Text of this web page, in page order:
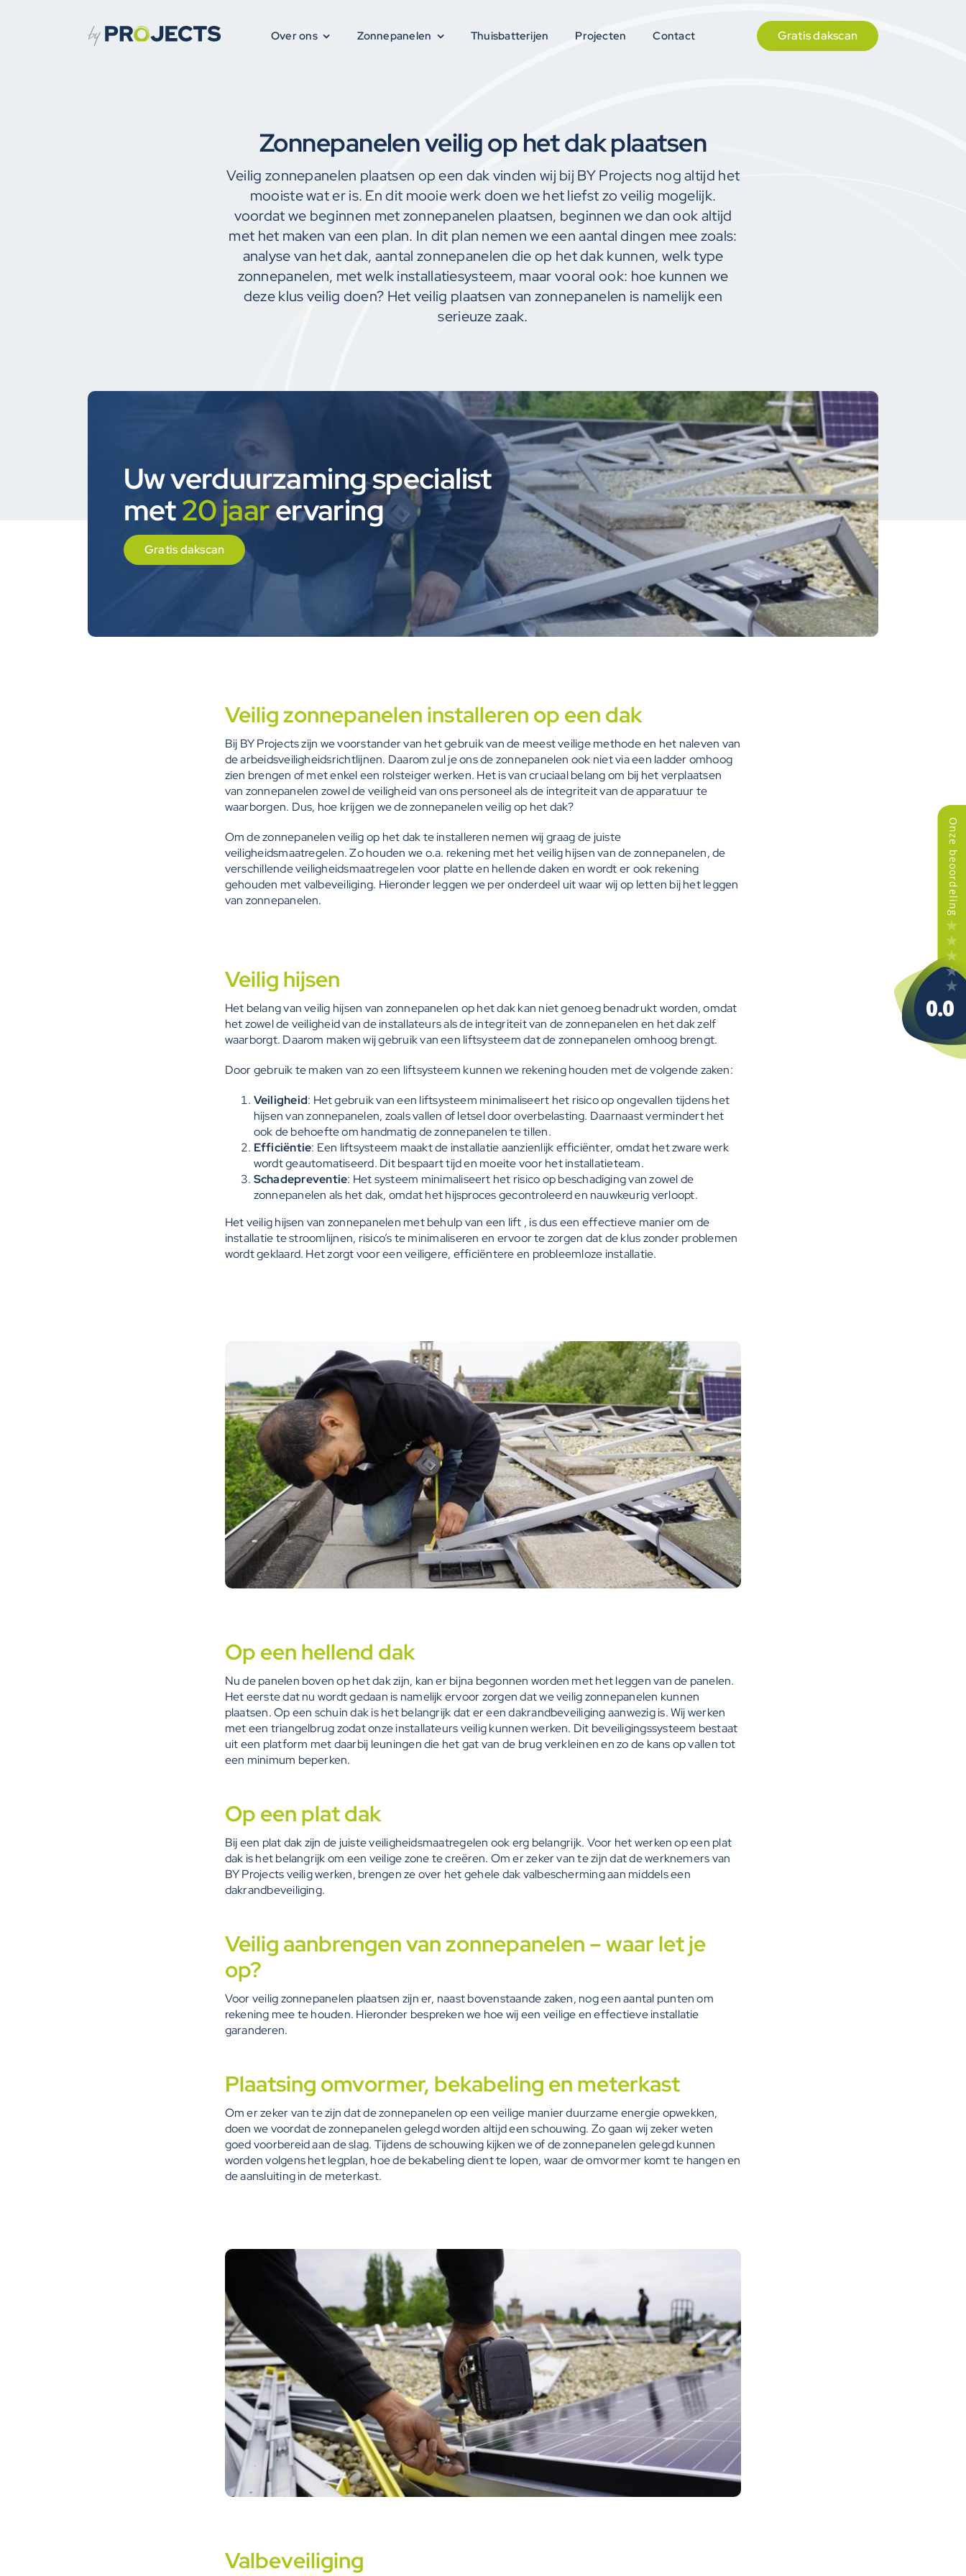
Over ons Zonnepanelen Thuisbatterijen Projecten Contact Gratis dakscan
Over ons Zonnepanelen Thuisbatterijen Projecten Contact Gratis dakscan
Zonnepanelen veilig op het dak plaatsen
Veilig zonnepanelen plaatsen op een dak vinden wij bij BY Projects nog altijd het
mooiste wat er is. En dit mooie werk doen we het liefst zo veilig mogelijk.
voordat we beginnen met zonnepanelen plaatsen, beginnen we dan ook altijd
met het maken van een plan. In dit plan nemen we een aantal dingen mee zoals:
analyse van het dak, aantal zonnepanelen die op het dak kunnen, welk type
zonnepanelen, met welk installatiesysteem, maar vooral ook: hoe kunnen we
deze klus veilig doen? Het veilig plaatsen van zonnepanelen is namelijk een
serieuze zaak.
Uw verduurzaming specialist
met20 jaarervaring
Gratis dakscan
Veilig zonnepanelen installeren op een dak
Bij BY Projects zijn we voorstander van het gebruik van de meest veilige methode en het naleven van
de arbeidsveiligheidsrichtlijnen. Daarom zul je ons de zonnepanelen ook niet via een ladder omhoog
zien brengen of met enkel een rolsteiger werken. Het is van cruciaal belang om bij het verplaatsen
van zonnepanelen zowel de veiligheid van ons personeel als de integriteit van de apparatuur te
waarborgen. Dus, hoe krijgen we de zonnepanelen veilig op het dak?
Om de zonnepanelen veilig op het dak te installeren nemen wij graag de juiste
veiligheidsmaatregelen. Zo houden we o.a. rekening met het veilig hijsen van de zonnepanelen, de
verschillende veiligheidsmaatregelen voor platte en hellende daken en wordt er ook rekening
gehouden met valbeveiliging. Hieronder leggen we per onderdeel uit waar wij op letten bij het leggen
van zonnepanelen.
Veilig hijsen
Het belang van veilig hijsen van zonnepanelen op het dak kan niet genoeg benadrukt worden, omdat
het zowel de veiligheid van de installateurs als de integriteit van de zonnepanelen en het dak zelf
waarborgt. Daarom maken wij gebruik van een liftsysteem dat de zonnepanelen omhoog brengt.
Door gebruik te maken van zo een liftsysteem kunnen we rekening houden met de volgende zaken:
Veiligheid: Het gebruik van een liftsysteem minimaliseert het risico op ongevallen tijdens het
hijsen van zonnepanelen, zoals vallen of letsel door overbelasting. Daarnaast vermindert het
ook de behoefte om handmatig de zonnepanelen te tillen.
Efficiëntie: Een liftsysteem maakt de installatie aanzienlijk efficiënter, omdat het zware werk
wordt geautomatiseerd. Dit bespaart tijd en moeite voor het installatieteam.
Schadepreventie: Het systeem minimaliseert het risico op beschadiging van zowel de
zonnepanelen als het dak, omdat het hijsproces gecontroleerd en nauwkeurig verloopt.
Het veilig hijsen van zonnepanelen met behulp van een lift , is dus een effectieve manier om de
installatie te stroomlijnen, risico’s te minimaliseren en ervoor te zorgen dat de klus zonder problemen
wordt geklaard. Het zorgt voor een veiligere, efficiëntere en probleemloze installatie.
Op een hellend dak
Nu de panelen boven op het dak zijn, kan er bijna begonnen worden met het leggen van de panelen.
Het eerste dat nu wordt gedaan is namelijk ervoor zorgen dat we veilig zonnepanelen kunnen
plaatsen. Op een schuin dak is het belangrijk dat er een dakrandbeveiliging aanwezig is. Wij werken
met een triangelbrug zodat onze installateurs veilig kunnen werken. Dit beveiligingssysteem bestaat
uit een platform met daarbij leuningen die het gat van de brug verkleinen en zo de kans op vallen tot
een minimum beperken.
Op een plat dak
Bij een plat dak zijn de juiste veiligheidsmaatregelen ook erg belangrijk. Voor het werken op een plat
dak is het belangrijk om een veilige zone te creëren. Om er zeker van te zijn dat de werknemers van
BY Projects veilig werken, brengen ze over het gehele dak valbescherming aan middels een
dakrandbeveiliging.
Veilig aanbrengen van zonnepanelen – waar let je
op?
Voor veilig zonnepanelen plaatsen zijn er, naast bovenstaande zaken, nog een aantal punten om
rekening mee te houden. Hieronder bespreken we hoe wij een veilige en effectieve installatie
garanderen.
Plaatsing omvormer, bekabeling en meterkast
Om er zeker van te zijn dat de zonnepanelen op een veilige manier duurzame energie opwekken,
doen we voordat de zonnepanelen gelegd worden altijd een schouwing. Zo gaan wij zeker weten
goed voorbereid aan de slag. Tijdens de schouwing kijken we of de zonnepanelen gelegd kunnen
worden volgens het legplan, hoe de bekabeling dient te lopen, waar de omvormer komt te hangen en
de aansluiting in de meterkast.
Valbeveiliging